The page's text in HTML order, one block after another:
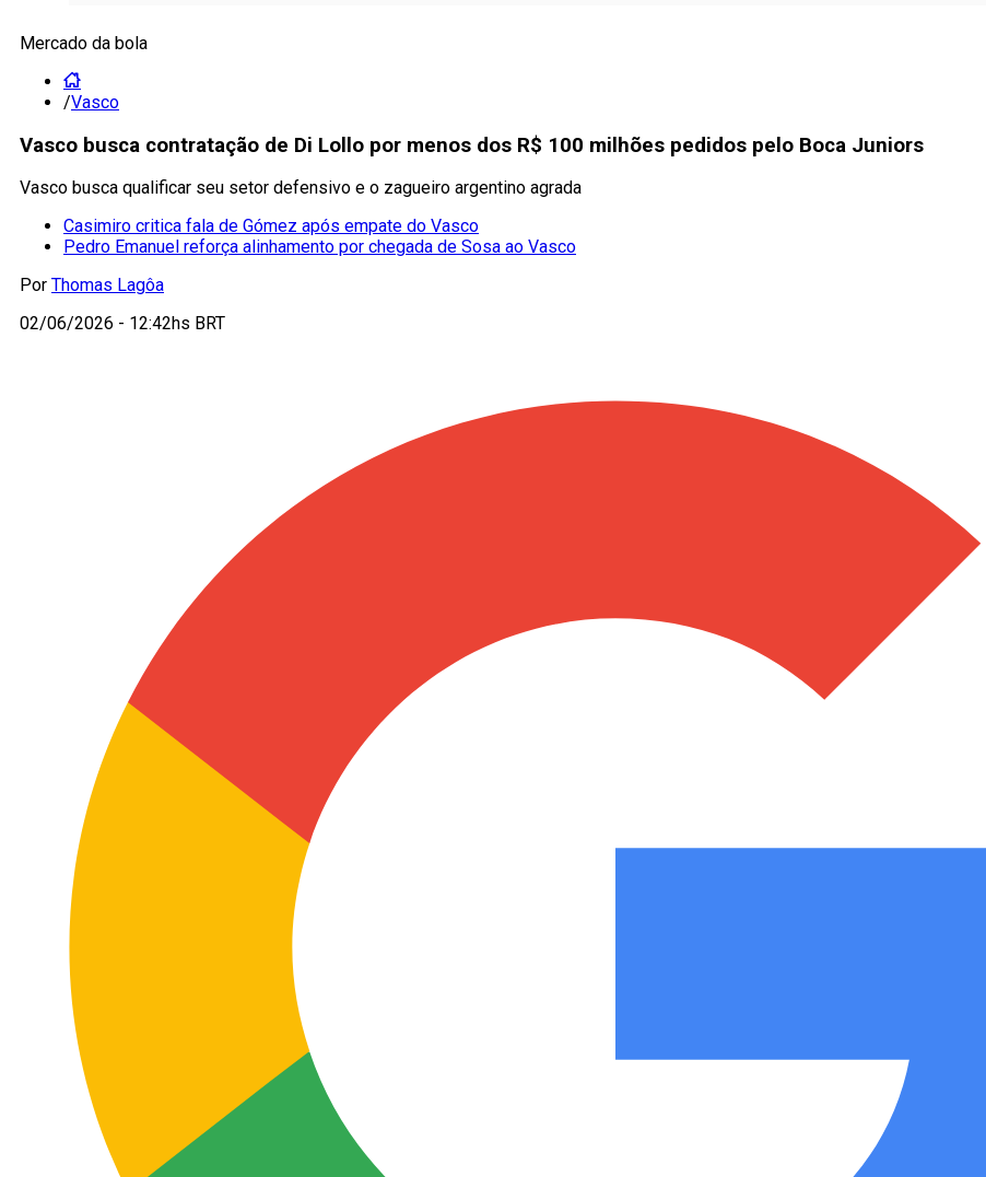
Mercado da bola
/Vasco
Vasco busca contratação de Di Lollo por menos dos R$ 100 milhões pedidos pelo Boca Juniors
Vasco busca qualificar seu setor defensivo e o zagueiro argentino agrada
Casimiro critica fala de Gómez após empate do Vasco
Pedro Emanuel reforça alinhamento por chegada de Sosa ao Vasco
Por Thomas Lagôa
02/06/2026 - 12:42hs BRT